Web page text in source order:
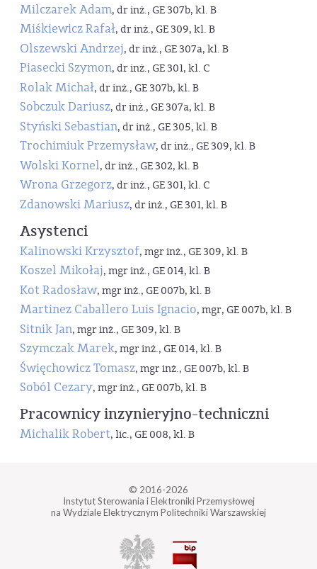
Milczarek Adam, dr inż., GE 307b, kl. B
Miśkiewicz Rafał, dr inż., GE 309, kl. B
Olszewski Andrzej, dr inż., GE 307a, kl. B
Piasecki Szymon, dr inż., GE 301, kl. C
Rolak Michał, dr inż., GE 307b, kl. B
Sobczuk Dariusz, dr inż., GE 307a, kl. B
Styński Sebastian, dr inż., GE 305, kl. B
Trochimiuk Przemysław, dr inż., GE 309, kl. B
Wolski Kornel, dr inż., GE 302, kl. B
Wrona Grzegorz, dr inż., GE 301, kl. C
Zdanowski Mariusz, dr inż., GE 301, kl. B
Asystenci
Kalinowski Krzysztof, mgr inż., GE 309, kl. B
Koszel Mikołaj, mgr inż., GE 014, kl. B
Kot Radosław, mgr inż., GE 007b, kl. B
Martinez Caballero Luis Ignacio, mgr, GE 007b, kl. B
Sitnik Jan, mgr inż., GE 309, kl. B
Szymczak Marek, mgr inż., GE 014, kl. B
Święchowicz Tomasz, mgr inż., GE 007b, kl. B
Soból Cezary, mgr inż., GE 007b, kl. B
Pracownicy inzynieryjno-techniczni
Michalik Robert, lic., GE 008, kl. B
© 2016-2026
Instytut Sterowania i Elektroniki Przemysłowej
na Wydziale Elektrycznym Politechniki Warszawskiej